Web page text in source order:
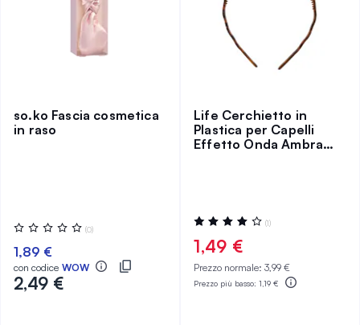
so.ko Fascia cosmetica
in raso
Valutazione:
0%
(0)
1,89 €
con codice WOW
2,49 €
Life Cerchietto in
Plastica per Capelli
Effetto Onda Ambra
Valutazione:
80%
(1)
1,49 €
Prezzo normale: 3,99 €
Prezzo più basso: 1,19 €